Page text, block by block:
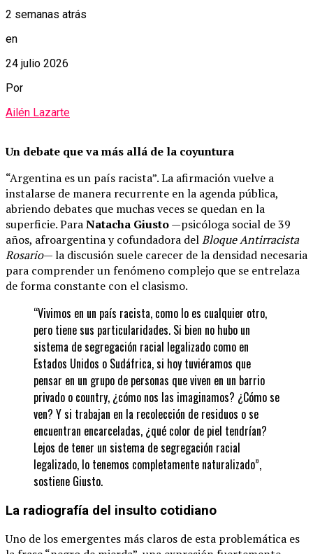
2 semanas atrás
en
24 julio 2026
Por
Ailén Lazarte
Un debate que va más allá de la coyuntura
“Argentina es un país racista”. La afirmación vuelve a
instalarse de manera recurrente en la agenda pública,
abriendo debates que muchas veces se quedan en la
superficie. ParaNatacha Giusto—psicóloga social de 39
años, afroargentina y cofundadora delBloque Antirracista
Rosario— la discusión suele carecer de la densidad necesaria
para comprender un fenómeno complejo que se entrelaza
de forma constante con el clasismo.
“Vivimos en un país racista, como lo es cualquier otro,
pero tiene sus particularidades. Si bien no hubo un
sistema de segregación racial legalizado como en
Estados Unidos o Sudáfrica, si hoy tuviéramos que
pensar en un grupo de personas que viven en un barrio
privado o country, ¿cómo nos las imaginamos? ¿Cómo se
ven? Y si trabajan en la recolección de residuos o se
encuentran encarceladas, ¿qué color de piel tendrían?
Lejos de tener un sistema de segregación racial
legalizado, lo tenemos completamente naturalizado”,
sostiene Giusto.
La radiografía del insulto cotidiano
Uno de los emergentes más claros de esta problemática es